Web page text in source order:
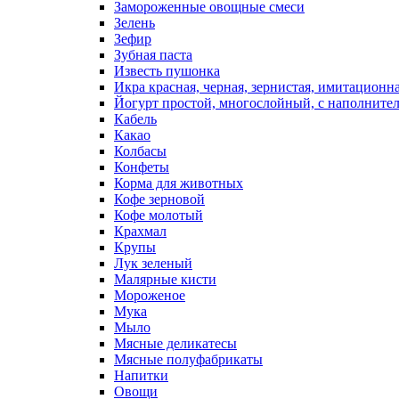
Замороженные овощные смеси
Зелень
Зефир
Зубная паста
Известь пушонка
Икра красная, черная, зернистая,
Йогурт простой, многослойный, с
Кабель
Какао
Колбасы
Конфеты
Корма для животных
Кофе зерновой
Кофе молотый
Крахмал
Крупы
Лук зеленый
Малярные кисти
Мороженое
Мука
Мыло
Мясные деликатесы
Мясные полуфабрикаты
Напитки
Овощи